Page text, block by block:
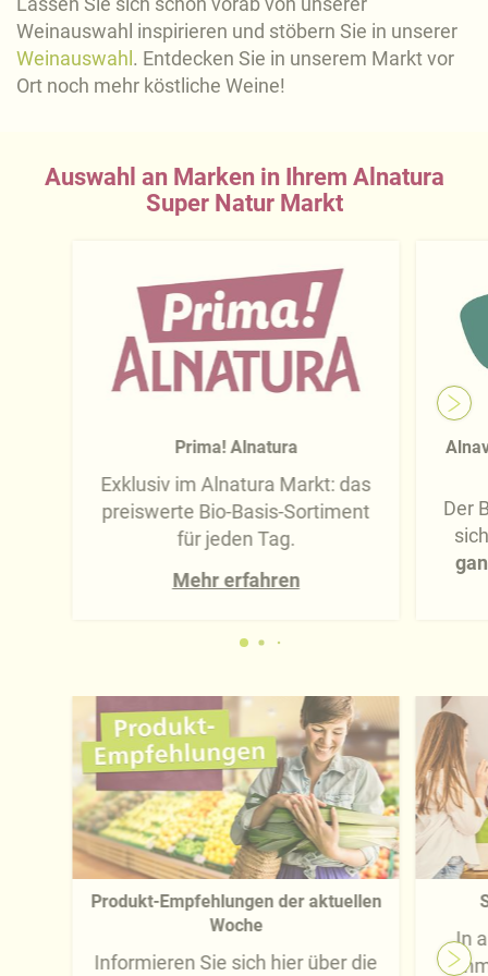
Weinauswahl inspirieren und stöbern Sie in unserer
Weinauswahl. Entdecken Sie in unserem Markt vor
Ort noch mehr köstliche Weine!
Auswahl an Marken in Ihrem Alnatura
Super Natur Markt
Prima! Alnatura
Exklusiv im Alnatura Markt: das
preiswerte Bio-Basis-Sortiment
für jeden Tag.
Mehr erfahren
Der
Produkt-Empfehlungen der aktuellen
Woche
Informieren Sie sich hier über die
In